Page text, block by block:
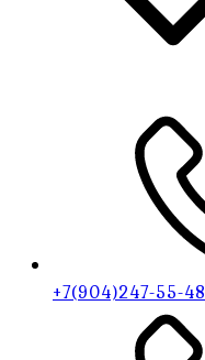
+7(904)247-55-48